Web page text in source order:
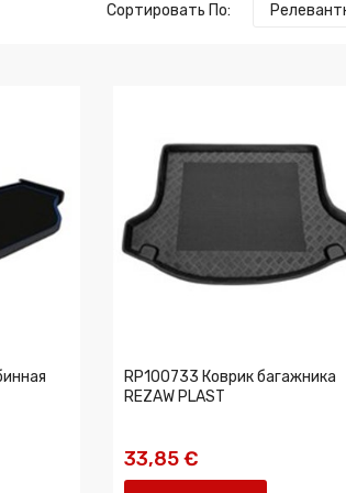
Сортировать По:
RP100733 Коврик багажника
REZAW PLAST
33,85 €